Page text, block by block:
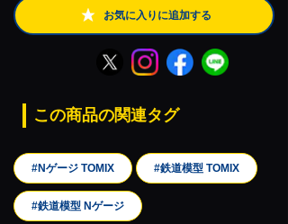
お気に入りに追加する
この商品の関連タグ
#Nゲージ TOMIX #鉄道模型 TOMIX
#鉄道模型 Nゲージ